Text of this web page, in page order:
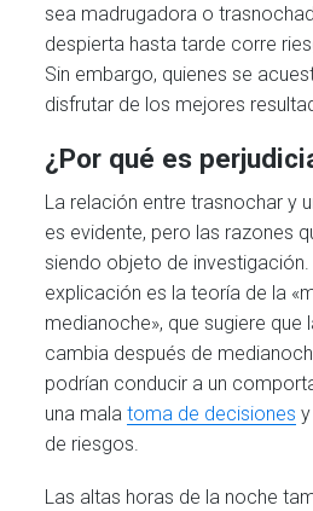
sea madrugadora o
despierta hasta tarde corre
Sin embargo, quienes se
disfrutar de los mejores
¿Por qué es
La relación entre trasnochar y
es evidente, pero las razones
siendo objeto de investigación.
explicación es la teoría de la
medianoche», que sugiere que
cambia después de
podrían conducir a un
una malatoma de decisiones
de riesgos.
Las altas horas de la noche